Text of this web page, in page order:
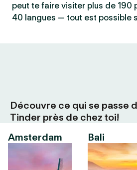
peut te faire visiter plus de 190
40 langues — tout est possible
Découvre ce qui se passe
Tinder près de chez toi!
Amsterdam
Bali